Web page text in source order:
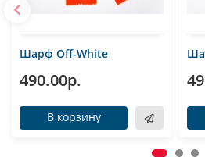
Шарф Off-White
490.00р.
В корзину